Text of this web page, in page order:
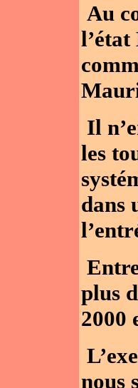
Au
Il
les
dans
plus
2000
nous